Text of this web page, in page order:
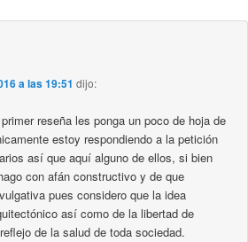
a las 19:51 dijo:
reseña les ponga un poco de hoja de
estoy respondiendo a la petición
así que aquí alguno de ellos, si bien
con afán constructivo y de que
pues considero que la idea
así como de la libertad de
de la salud de toda sociedad.